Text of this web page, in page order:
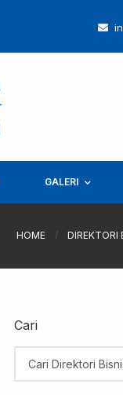
GALERI
HOME / DIREKTORI
Cari